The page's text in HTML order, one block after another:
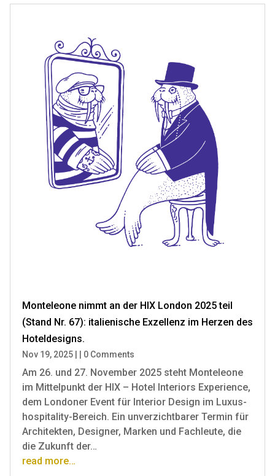
Monteleone nimmt an der HIX London 2025 teil
(Stand Nr. 67): italienische Exzellenz im Herzen des
Hoteldesigns.
Nov 19, 2025 0 Comments
Am 26. und 27. November 2025 steht Monteleone
im Mittelpunkt der HIX – Hotel Interiors Experience,
dem Londoner Event für Interior Design im Luxus­
hospitality-Bereich. Ein unverzichtbarer Termin für
Architekten, Designer, Marken und Fachleute, die
die Zukunft der…
read more…